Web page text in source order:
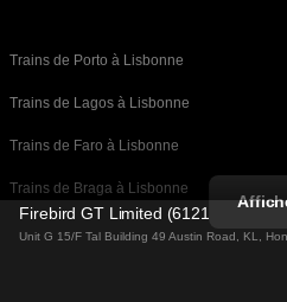
Trains de Porto à Lisbonne
Trains de Lagos à Lisbonne
Trains de Faro à Lisbonne
Trains de Braga à Lisbonne
Trains de Madrid à Barcelone
Firebird GT Limited (61211989)
Unit G 15/F Tal Building 49 Austin Road, KL,